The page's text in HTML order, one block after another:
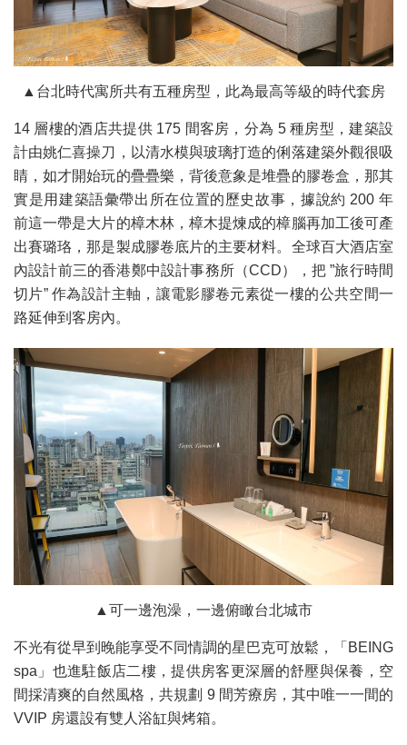
▲台北時代寓所共有五種房型，此為最高等級的時代套房
14 層樓的酒店共提供 175 間客房，分為 5 種房型，建築設
計由姚仁喜操刀，以清水模與玻璃打造的俐落建築外觀很吸
睛，如才開始玩的疊疊樂，背後意象是堆疊的膠卷盒，那其
實是用建築語彙帶出所在位置的歷史故事，據說約 200 年
前這一帶是大片的樟木林，樟木提煉成的樟腦再加工後可產
出賽璐珞，那是製成膠卷底片的主要材料。全球百大酒店室
內設計前三的香港鄭中設計事務所（CCD），把 ”旅行時間
切片” 作為設計主軸，讓電影膠卷元素從一樓的公共空間一
路延伸到客房內。
▲可一邊泡澡，一邊俯瞰台北城市
不光有從早到晚能享受不同情調的星巴克可放鬆，「BEING
spa」也進駐飯店二樓，提供房客更深層的舒壓與保養，空
間採清爽的自然風格，共規劃 9 間芳療房，其中唯一一間的
VVIP 房還設有雙人浴缸與烤箱。